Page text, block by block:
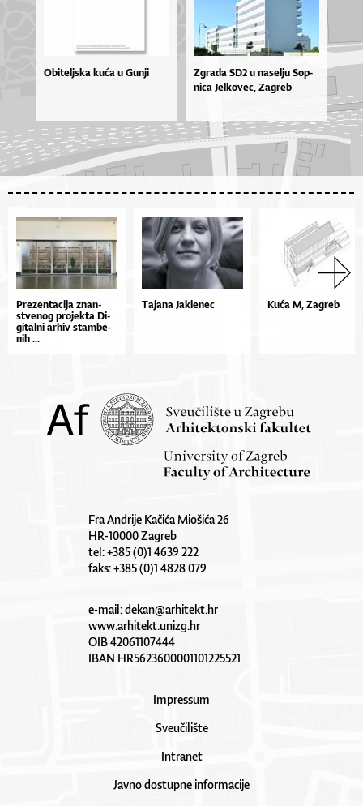
Obiteljska kuća u Gunji
Zgra­da SD2 u na­sel­ju Sop­
ni­ca Jel­ko­vec, Za­greb
Pre­zen­ta­ci­ja znan­
stve­nog pro­jek­ta Di­
gi­tal­ni ar­hiv stam­be­
nih ...
Tajana Jaklenec Kuća M, Zagreb
Fra Andrije Kačića Miošića 26
HR-10000 Zagreb
tel: +385 (0)1 4639 222
faks: +385 (0)1 4828 079
e-mail:dekan@arhitekt.hr
www.arhitekt.unizg.hr
OIB 42061107444
IBAN HR5623600001101225521
Impressum
Sveučilište
Intranet
Javno dostupne informacije